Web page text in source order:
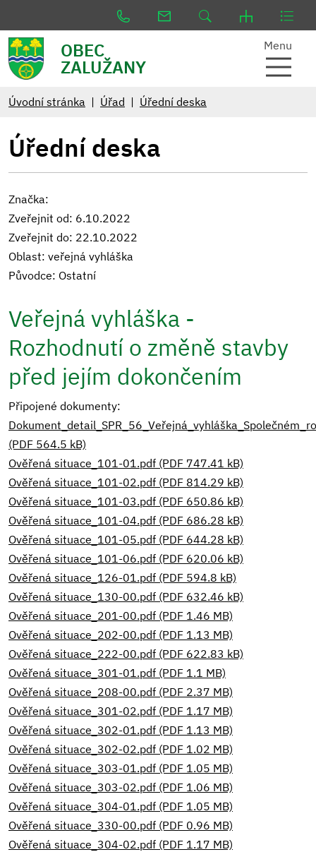
OBEC
ZALUŽANY
Menu
Úvodní stránka Úřad Úřední deska
Úřední deska
Značka:
Zveřejnit od: 6.10.2022
Zveřejnit do: 22.10.2022
Oblast: veřejná vyhláška
Původce: Ostatní
Veřejná vyhláška -
Rozhodnutí o změně stavby
před jejím dokončením
Připojené dokumenty:
(PDF 564.5 kB)
Ověřená situace_101-01.pdf (PDF 747.41 kB)
Ověřená situace_101-02.pdf (PDF 814.29 kB)
Ověřená situace_101-03.pdf (PDF 650.86 kB)
Ověřená situace_101-04.pdf (PDF 686.28 kB)
Ověřená situace_101-05.pdf (PDF 644.28 kB)
Ověřená situace_101-06.pdf (PDF 620.06 kB)
Ověřená situace_126-01.pdf (PDF 594.8 kB)
Ověřená situace_130-00.pdf (PDF 632.46 kB)
Ověřená situace_201-00.pdf (PDF 1.46 MB)
Ověřená situace_202-00.pdf (PDF 1.13 MB)
Ověřená situace_222-00.pdf (PDF 622.83 kB)
Ověřená situace_301-01.pdf (PDF 1.1 MB)
Ověřená situace_208-00.pdf (PDF 2.37 MB)
Ověřená situace_301-02.pdf (PDF 1.17 MB)
Ověřená situace_302-01.pdf (PDF 1.13 MB)
Ověřená situace_302-02.pdf (PDF 1.02 MB)
Ověřená situace_303-01.pdf (PDF 1.05 MB)
Ověřená situace_303-02.pdf (PDF 1.06 MB)
Ověřená situace_304-01.pdf (PDF 1.05 MB)
Ověřená situace_330-00.pdf (PDF 0.96 MB)
Ověřená situace_304-02.pdf (PDF 1.17 MB)